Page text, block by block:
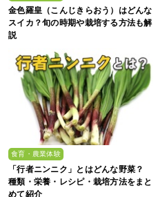
金色羅皇（こんじきらおう）はどんな
スイカ？旬の時期や栽培する方法も解
説
食育・農業体験
「行者ニンニク」とはどんな野菜？
種類・栄養・レシピ・栽培方法をまと
めて紹介